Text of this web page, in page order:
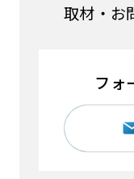
取材・お
フォ